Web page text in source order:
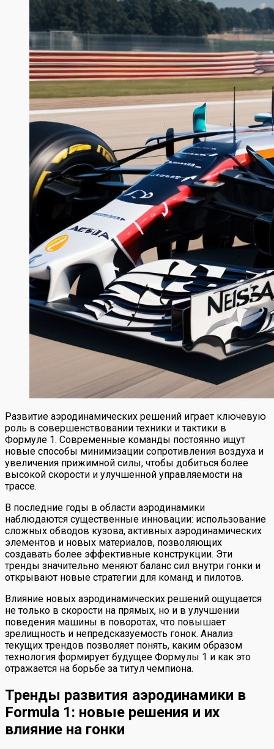
Развитие аэродинамических решений играет ключевую
роль в совершенствовании техники и тактики в
Формуле 1. Современные команды постоянно ищут
новые способы минимизации сопротивления воздуха и
увеличения прижимной силы, чтобы добиться более
высокой скорости и улучшенной управляемости на
трассе.
В последние годы в области аэродинамики
наблюдаются существенные инновации: использование
сложных обводов кузова, активных аэродинамических
элементов и новых материалов, позволяющих
создавать более эффективные конструкции. Эти
тренды значительно меняют баланс сил внутри гонки и
открывают новые стратегии для команд и пилотов.
Влияние новых аэродинамических решений ощущается
не только в скорости на прямых, но и в улучшении
поведения машины в поворотах, что повышает
зрелищность и непредсказуемость гонок. Анализ
текущих трендов позволяет понять, каким образом
технология формирует будущее Формулы 1 и как это
отражается на борьбе за титул чемпиона.
Тренды развития аэродинамики в
Formula 1: новые решения и их
влияние на гонки